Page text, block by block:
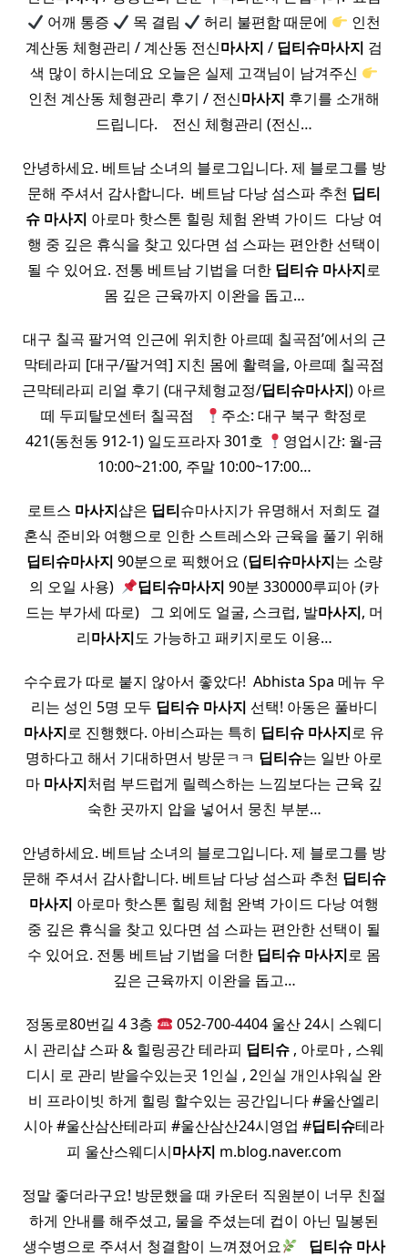
어깨 통증
목 결림 허리 불편함 때문에
인천
계산동 체형관리 / 계산동 전신마사지 / 딥티슈마사지 검
색 많이 하시는데요 오늘은 실제 고객님이 남겨주신
인천 계산동 체형관리 후기 / 전신마사지 후기를 소개해
드립니다. ​ ​ ​ 전신 체형관리 (전신…
안녕하세요. 베트남 소녀의 블로그입니다. 제 블로그를 방
문해 주셔서 감사합니다. ​ 베트남 다낭 섬스파 추천 딥티
슈 마사지 아로마 핫스톤 힐링 체험 완벽 가이드 ​ 다낭 여
행 중 깊은 휴식을 찾고 있다면 섬 스파는 편안한 선택이
될 수 있어요. 전통 베트남 기법을 더한 딥티슈 마사지로
몸 깊은 근육까지 이완을 돕고…
대구 칠곡 팔거역 인근에 위치한 아르떼 칠곡점’에서의 근
막테라피 ​[대구/팔거역] 지친 몸에 활력을, 아르떼 칠곡점
근막테라피 리얼 후기 (대구체형교정/딥티슈마사지) 아르
떼 두피탈모센터 칠곡점 ​ ​
주소: 대구 북구 학정로
421(동천동 912-1) 일도프라자 301호
영업시간: 월-금
10:00~21:00, 주말 10:00~17:00…
로트스 마사지샵은 딥티슈마사지가 유명해서 저희도 결
혼식 준비와 여행으로 인한 스트레스와 근육을 풀기 위해
딥티슈마사지 90분으로 픽했어요 (딥티슈마사지는 소량
의 오일 사용) ​
딥티슈마사지 90분 330000루피아 (카
드는 부가세 따로) ​ ​ 그 외에도 얼굴, 스크럽, 발마사지, 머
리마사지도 가능하고 패키지로도 이용…
수수료가 따로 붙지 않아서 좋았다! ​ Abhista Spa 메뉴 우
리는 성인 5명 모두 딥티슈 마사지 선택! 아동은 풀바디
마사지로 진행했다. 아비스파는 특히 딥티슈 마사지로 유
명하다고 해서 기대하면서 방문ㅋㅋ 딥티슈는 일반 아로
마 마사지처럼 부드럽게 릴렉스하는 느낌보다는 근육 깊
숙한 곳까지 압을 넣어서 뭉친 부분…
안녕하세요. 베트남 소녀의 블로그입니다. 제 블로그를 방
문해 주셔서 감사합니다. 베트남 다낭 섬스파 추천 딥티슈
마사지 아로마 핫스톤 힐링 체험 완벽 가이드 다낭 여행
중 깊은 휴식을 찾고 있다면 섬 스파는 편안한 선택이 될
수 있어요. 전통 베트남 기법을 더한 딥티슈 마사지로 몸
깊은 근육까지 이완을 돕고…
정동로80번길 4 3층
052-700-4404 울산 24시 스웨디
시 관리샵 스파 & 힐링공간 테라피 딥티슈 , 아로마 , 스웨
디시 로 관리 받을수있는곳 1인실 , 2인실 개인샤워실 완
비 프라이빗 하게 힐링 할수있는 공간입니다 #울산엘리
시아 #울산삼산테라피 #울산삼산24시영업 #딥티슈테라
피 울산스웨디시마사지 m.blog.naver.com
정말 좋더라구요! 방문했을 때 카운터 직원분이 너무 친절
하게 안내를 해주셨고, 물을 주셨는데 컵이 아닌 밀봉된
생수병으로 주셔서 청결함이 느껴졌어요
딥티슈 마사